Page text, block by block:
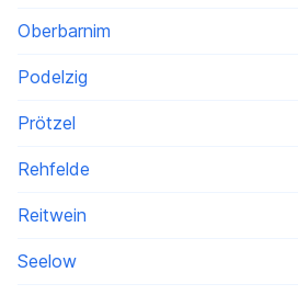
Oberbarnim
Podelzig
Prötzel
Rehfelde
Reitwein
Seelow